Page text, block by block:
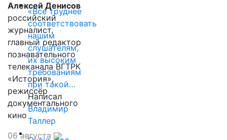
«Все труднее
соответствовать
нашим
слушателям,
их высоким
требованиям
при такой…
Написал
Владимир
Таллер
Алексей Денисов
российский
журналист,
главный редактор
познавательного
телеканала ВГТРК
«История»,
режиссёр
документального
кино
06 августа